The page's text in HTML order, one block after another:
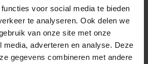
voor social media te bieden
te analyseren. Ook delen we
van onze site met onze
media, adverteren en analyse. Deze
gegevens combineren met andere